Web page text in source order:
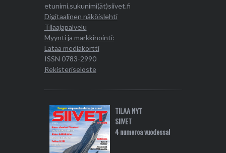
etunimi.sukunimi(ät)siivet.fi
Digitaalinen näköislehti
Tilaajapalvelu
Myynti ja markkinointi:
Lataa mediakortti
ISSN 0783-2990
Rekisteriseloste
TILAA NYT
SIIVET
4 numeroa vuodessa!